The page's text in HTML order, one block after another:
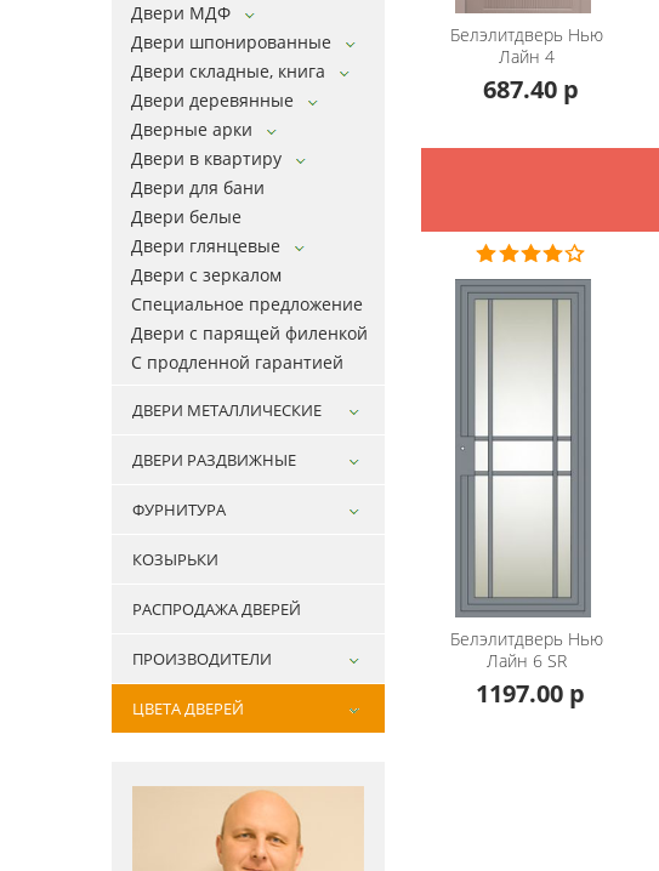
Двери МДФ
Двери шпонированные
Двери складные, книга
Двери деревянные
Дверные арки
Двери в квартиру
Двери для бани
Двери белые
Двери глянцевые
Двери с зеркалом
Специальное предложение
Двери с парящей филенкой
С продленной гарантией
ДВЕРИ МЕТАЛЛИЧЕСКИЕ
ДВЕРИ РАЗДВИЖНЫЕ
ФУРНИТУРА
КОЗЫРЬКИ
РАСПРОДАЖА ДВЕРЕЙ
ПРОИЗВОДИТЕЛИ
ЦВЕТА ДВЕРЕЙ
Белэлитдверь Нью
Лайн 4
687.40 р
Белэлитдверь Нью
Лайн 6 SR
1197.00 р